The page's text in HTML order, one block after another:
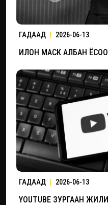
ГАДААД 2026-06-13
ИЛОН МАСК АЛБАН
ГАДААД 2026-06-13
YOUTUBE ЗУРГААН